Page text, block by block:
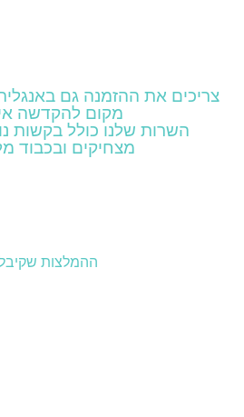
צריכים את ההזמנה גם
מקום להקדשה
השרות שלנו כולל בקשות
מצחיקים ובכבוד
ההמלצות